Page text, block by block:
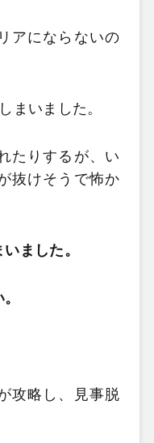
アにならないの
まいました。
たりするが、い
抜けそうで怖か
ました。
攻略し、見事脱